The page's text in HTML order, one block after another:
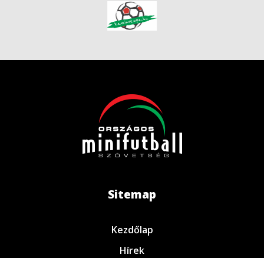
Sitemap
Kezdőlap
Hírek